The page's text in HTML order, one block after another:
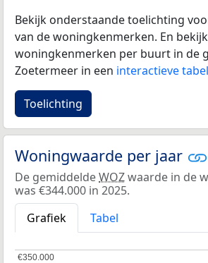
Bekijk onderstaande toelichting
van de woningkenmerken. En
woningkenmerken per buurt in de
Zoetermeer in een interactieve tabel
Toelichting
Woningwaarde per jaar
De gemiddeldeWOZwaarde in de
was €344.000 in 2025.
Grafiek
Tabel
€350.000
€350.000